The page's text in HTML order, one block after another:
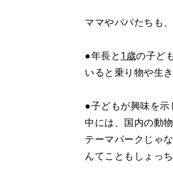
ママやパパたちも
●年長と 1歳の子ど
いると乗り物や生
●子どもが興味を示
中には、国内の動
テーマパークじゃ
んてこともしょっ